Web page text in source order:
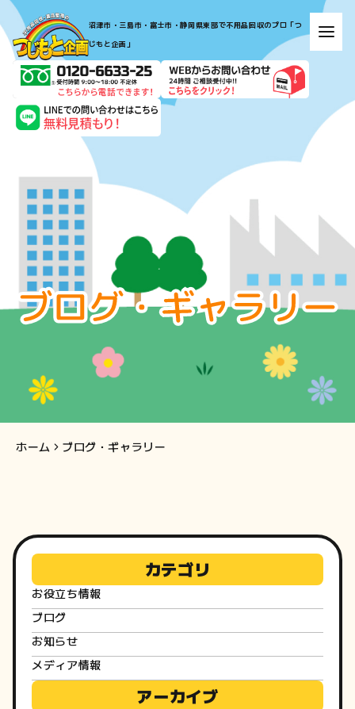
​​​​​​​​​​​​​​​​​​​​​沼津市・三島市・富士市・静岡県東部で不用品回収のプロ「つ
じもと企画」​​​​​​​
お
知
せ・
グ
ホーム ブログ・ギャラリー
カテゴリ
お役立ち情報
ブログ
お知らせ
メディア情報
アーカイブ